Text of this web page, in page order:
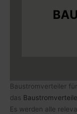
Baustromverteiler
das
Es werden alle